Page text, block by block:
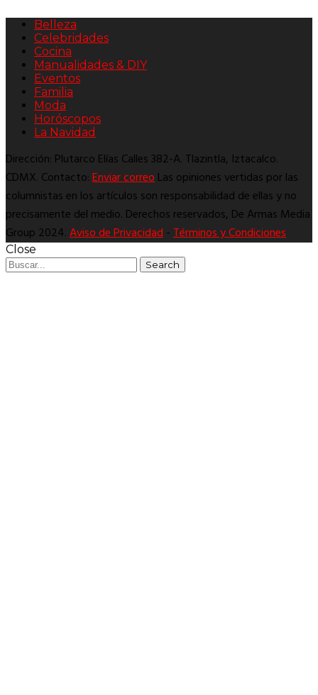
Belleza
Celebridades
Cocina
Manualidades & DIY
Eventos
Familia
Moda
Horóscopos
La Navidad
Dirección: Plutarco Elías Calles 382-A. Tlazintla, Iztacalco.
CDMX. Contacto:Enviar correoLas opiniones vertidas por las
columnistas en los artículos son responsabilidad de ellas y no
precisamente del medio. Derechos reservados, De Armas Media
Group 2024.Aviso de Privacidad-Términos y Condiciones
Close